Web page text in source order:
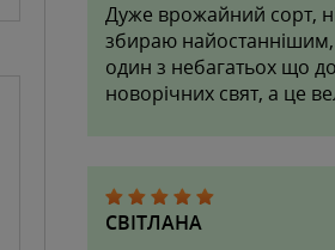
Дуже врожайний сорт,
збираю найостаннішим,
один з небагатьох що
новорічних свят, а це
СВІТЛАНА